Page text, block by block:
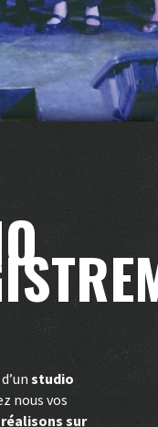
studio
nous vos
sur